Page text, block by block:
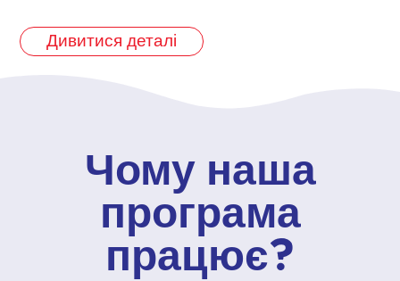
Дивитися деталі
Чому наша
програма
працює?